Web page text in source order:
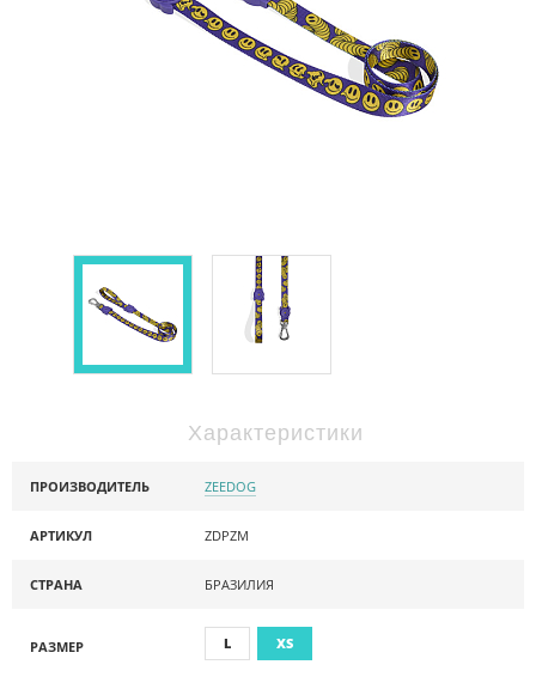
Характеристики
ПРОИЗВОДИТЕЛЬ ZEEDOG
АРТИКУЛ ZDPZM
СТРАНА БРАЗИЛИЯ
РАЗМЕР L XS